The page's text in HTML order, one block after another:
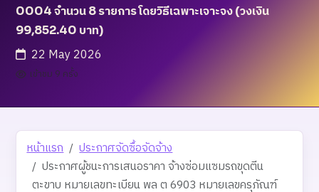
0004 จำนวน 8 รายการ โดยวิธีเฉพาะเจาะจง (วงเงิน
99,852.40 บาท)
22 May 2026
เข้าชม 9 ครั้ง
หน้าแรก
ประกาศจัดซื้อจัดจ้าง
ประกาศผู้ชนะการเสนอราคา จ้างซ่อมแซมรถขุดตีน
ตะขาบ หมายเลขทะเบียน พล ต 6903 หมายเลขครุภัณฑ์